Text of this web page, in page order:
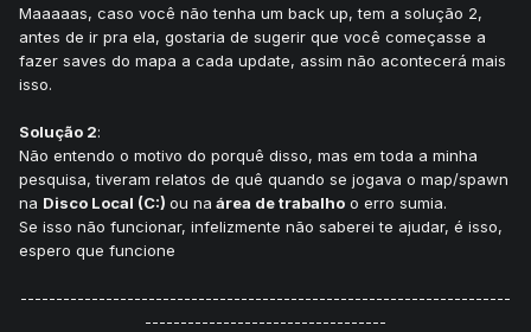
Maaaaas, caso você não tenha um back up, tem a solução 2,
antes de ir pra ela, gostaria de sugerir que você começasse a
fazer saves do mapa a cada update, assim não acontecerá mais
isso.
Solução 2:
Não entendo o motivo do porquê disso, mas em toda a minha
pesquisa, tiveram relatos de quê quando se jogava o map/spawn
na Disco Local (C:) ou na área de trabalho o erro sumia.
Se isso não funcionar, infelizmente não saberei te ajudar, é isso,
espero que funcione
---------------------------------------------------------------------
----------------------------------